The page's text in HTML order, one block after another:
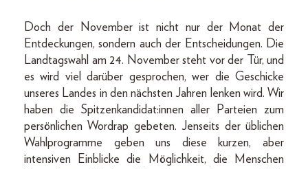
Doch der November ist nicht nur der Monat der
Entdeckungen, sondern auch der Entscheidungen. Die
Landtagswahl am 24. November steht vor der Tür, und
es wird viel darüber gesprochen, wer die Geschicke
unseres Landes in den nächsten Jahren lenken wird. Wir
haben die Spitzenkandidat:innen aller Parteien zum
persönlichen Wordrap gebeten. Jenseits der üblichen
Wahlprogramme geben uns diese kurzen, aber
intensiven Einblicke die Möglichkeit, die Menschen